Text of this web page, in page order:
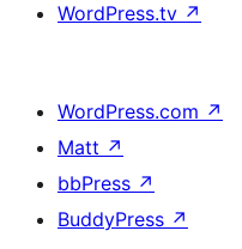
WordPress.tv ↗
WordPress.com ↗
Matt ↗
bbPress ↗
BuddyPress ↗